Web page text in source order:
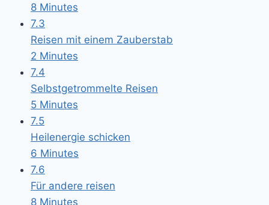
8 Minutes
7.3
Reisen mit einem Zauberstab
2 Minutes
7.4
Selbstgetrommelte Reisen
5 Minutes
7.5
Heilenergie schicken
6 Minutes
7.6
Für andere reisen
8 Minutes